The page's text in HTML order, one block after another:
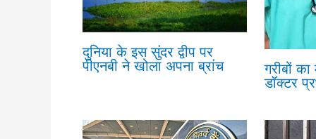
दुनिया के इस सुंदर द्वीप पर
पीएनबी ने खोला अपना ब्रांच
गरीबों
डॉक्टर